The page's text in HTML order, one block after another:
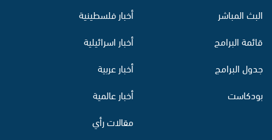
البث المباشر
قائمة البرامج
جدول البرامج
بودكاست
أخبار فلسطينية
أخبار اسرائيلية
أخبار عربية
أخبار عالمية
مقالات رأي